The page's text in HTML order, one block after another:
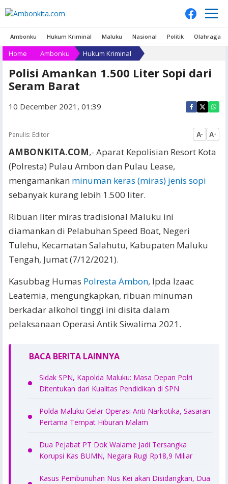
Ambonku Hukum Kriminal Maluku Nasional Politik Olahraga
Home Ambonku Hukum Kriminal
Polisi Amankan 1.500 Liter Sopi dari
Seram Barat
10 December 2021, 01:39
Penulis: Editor A- A+
AMBONKITA.COM,- Aparat Kepolisian Resort Kota
(Polresta) Pulau Ambon dan Pulau Lease,
mengamankan minuman keras (miras) jenis sopi
sebanyak kurang lebih 1.500 liter.
Ribuan liter miras tradisional Maluku ini
diamankan di Pelabuhan Speed Boat, Negeri
Tulehu, Kecamatan Salahutu, Kabupaten Maluku
Tengah, Jumat (7/12/2021).
Kasubbag Humas Polresta Ambon, Ipda Izaac
Leatemia, mengungkapkan, ribuan minuman
berkadar alkohol tinggi ini disita dalam
pelaksanaan Operasi Antik Siwalima 2021.
BACA BERITA LAINNYA
Sidak SPN, Kapolda Maluku: Masa Depan Polri
Ditentukan dari Kualitas Pendidikan di SPN
Polda Maluku Gelar Operasi Anti Narkotika, Sasaran
Pertama Tempat Hiburan Malam
Dua Pejabat PT Dok Waiame Jadi Tersangka
Korupsi Kas BUMN, Negara Rugi Rp18,9 Miliar
Kasus Pembunuhan Nus Kei akan Disidangkan, Dua